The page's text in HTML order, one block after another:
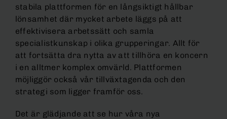
stabila plattformen för en långsiktigt hållbar
lönsamhet där mycket arbete läggs på att
effektivisera arbetssätt och samla
specialistkunskap i olika grupperingar. Allt för
att fortsätta dra nytta av att tillhöra en koncern
i en alltmer komplex omvärld. Plattformen
möjliggör också vår tillväxtagenda och den
strategi som ligger framför oss.
Det är glädjande att se hur våra nya